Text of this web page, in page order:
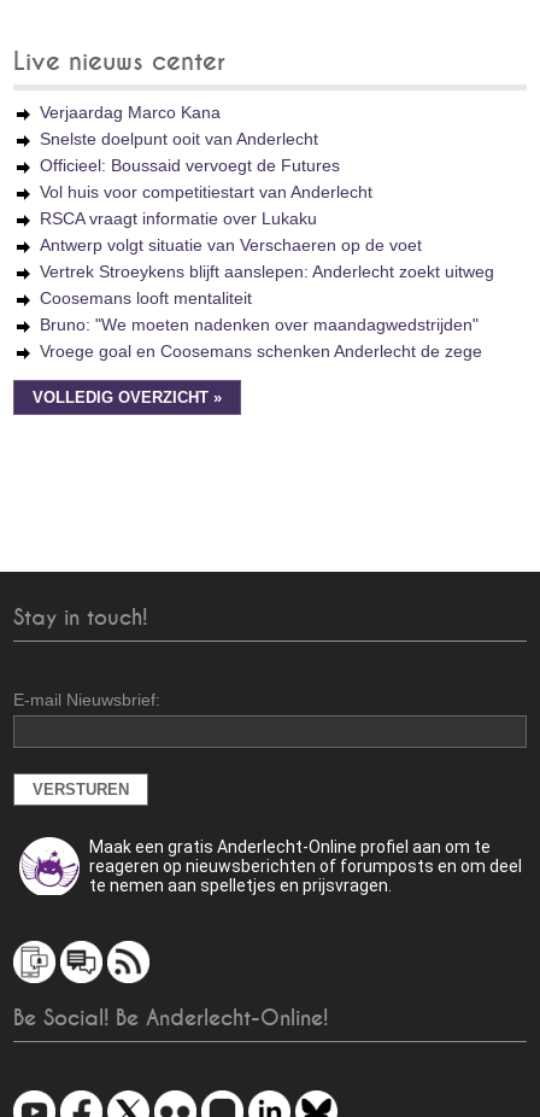
Live nieuws center
Verjaardag Marco Kana
Snelste doelpunt ooit van Anderlecht
Officieel: Boussaid vervoegt de Futures
Vol huis voor competitiestart van Anderlecht
RSCA vraagt informatie over Lukaku
Antwerp volgt situatie van Verschaeren op de voet
Vertrek Stroeykens blijft aanslepen: Anderlecht zoekt uitweg
Coosemans looft mentaliteit
Bruno: "We moeten nadenken over maandagwedstrijden"
Vroege goal en Coosemans schenken Anderlecht de zege
VOLLEDIG OVERZICHT »
Stay in touch!
E-mail Nieuwsbrief:
Maak een gratis Anderlecht-Online profiel aan om te
reageren op nieuwsberichten of forumposts en om deel
te nemen aan spelletjes en prijsvragen.
Be Social! Be Anderlecht-Online!